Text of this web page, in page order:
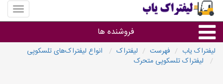
منوی
سایت
یاب
فروشنده ها
لیفتراک یاب فهرست لیفتراک
انواع لیفتراک‌های تلسکوپی
لیفتراک‌ تلسکوپی متحرک